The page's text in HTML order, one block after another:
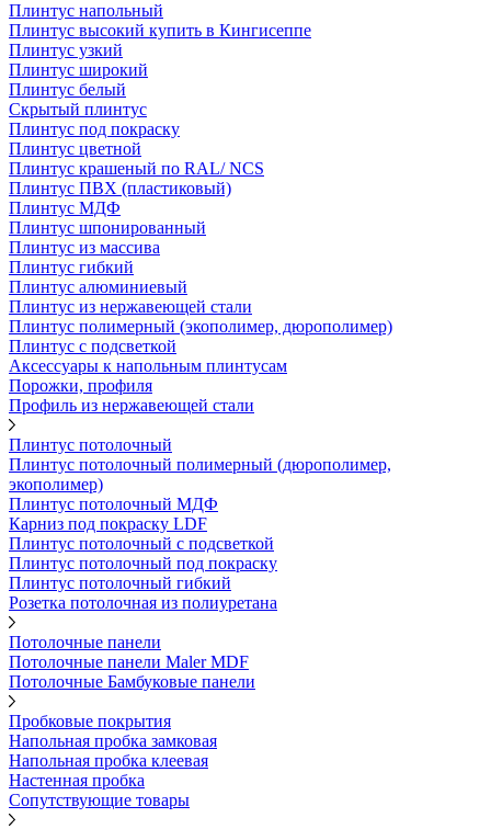
Плинтус напольный
Плинтус высокий купить в Кингисеппе
Плинтус узкий
Плинтус широкий
Плинтус белый
Скрытый плинтус
Плинтус под покраску
Плинтус цветной
Плинтус крашеный по RAL/ NCS
Плинтус ПВХ (пластиковый)
Плинтус МДФ
Плинтус шпонированный
Плинтус из массива
Плинтус гибкий
Плинтус алюминиевый
Плинтус из нержавеющей стали
Плинтус полимерный (экополимер, дюрополимер)
Плинтус с подсветкой
Аксессуары к напольным плинтусам
Порожки, профиля
Профиль из нержавеющей стали
Плинтус потолочный
Плинтус потолочный полимерный (дюрополимер,
экополимер)
Плинтус потолочный МДФ
Карниз под покраску LDF
Плинтус потолочный с подсветкой
Плинтус потолочный под покраску
Плинтус потолочный гибкий
Розетка потолочная из полиуретана
Потолочные панели
Потолочные панели Maler MDF
Потолочные Бамбуковые панели
Пробковые покрытия
Напольная пробка замковая
Напольная пробка клеевая
Настенная пробка
Сопутствующие товары